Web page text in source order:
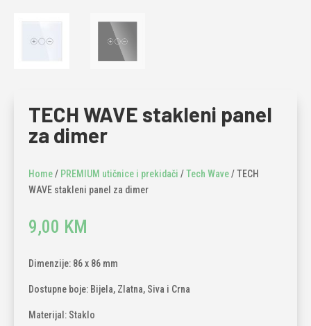
TECH WAVE stakleni panel
za dimer
Home/ PREMIUM utičnice i prekidači /Tech Wave/ TECH
WAVE stakleni panel za dimer
9,00 KM
Dimenzije: 86 x 86 mm
Dostupne boje: Bijela, Zlatna, Siva i Crna
Materijal: Staklo